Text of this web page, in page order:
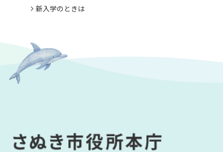
新入学のときは